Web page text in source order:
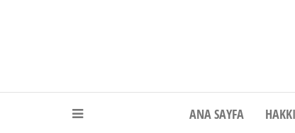
Akdeniz
ANA SAYFA